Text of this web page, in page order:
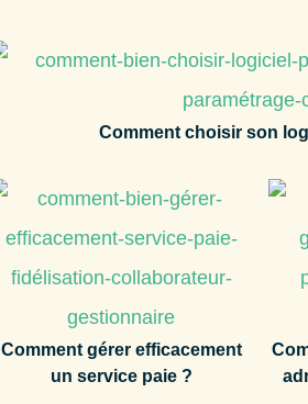
Comment choisir son
Comment gérer efficacement
un service paie ?